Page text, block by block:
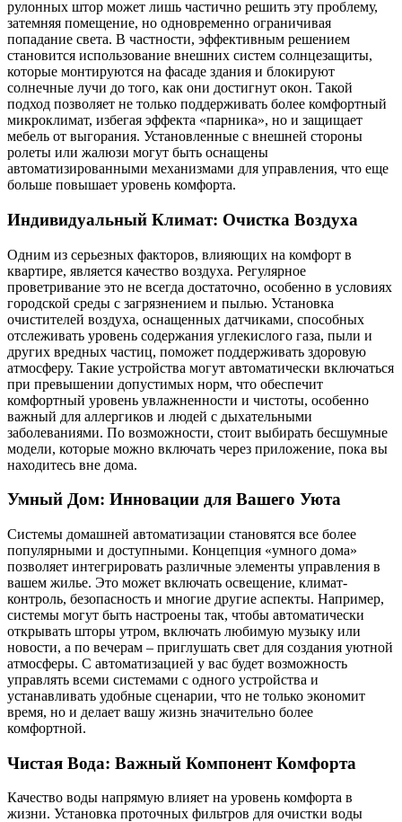
рулонных штор может лишь частично решить эту проблему,
затемняя помещение, но одновременно ограничивая
попадание света. В частности, эффективным решением
становится использование внешних систем солнцезащиты,
которые монтируются на фасаде здания и блокируют
солнечные лучи до того, как они достигнут окон. Такой
подход позволяет не только поддерживать более комфортный
микроклимат, избегая эффекта «парника», но и защищает
мебель от выгорания. Установленные с внешней стороны
ролеты или жалюзи могут быть оснащены
автоматизированными механизмами для управления, что еще
больше повышает уровень комфорта.
Индивидуальный Климат: Очистка Воздуха
Одним из серьезных факторов, влияющих на комфорт в
квартире, является качество воздуха. Регулярное
проветривание это не всегда достаточно, особенно в условиях
городской среды с загрязнением и пылью. Установка
очистителей воздуха, оснащенных датчиками, способных
отслеживать уровень содержания углекислого газа, пыли и
других вредных частиц, поможет поддерживать здоровую
атмосферу. Такие устройства могут автоматически включаться
при превышении допустимых норм, что обеспечит
комфортный уровень увлажненности и чистоты, особенно
важный для аллергиков и людей с дыхательными
заболеваниями. По возможности, стоит выбирать бесшумные
модели, которые можно включать через приложение, пока вы
находитесь вне дома.
Умный Дом: Инновации для Вашего Уюта
Системы домашней автоматизации становятся все более
популярными и доступными. Концепция «умного дома»
позволяет интегрировать различные элементы управления в
вашем жилье. Это может включать освещение, климат-
контроль, безопасность и многие другие аспекты. Например,
системы могут быть настроены так, чтобы автоматически
открывать шторы утром, включать любимую музыку или
новости, а по вечерам – приглушать свет для создания уютной
атмосферы. С автоматизацией у вас будет возможность
управлять всеми системами с одного устройства и
устанавливать удобные сценарии, что не только экономит
время, но и делает вашу жизнь значительно более
комфортной.
Чистая Вода: Важный Компонент Комфорта
Качество воды напрямую влияет на уровень комфорта в
жизни. Установка проточных фильтров для очистки воды